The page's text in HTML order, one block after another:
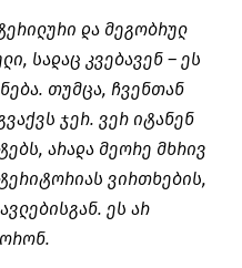
და მეგობრულ
სადაც კვებავენ – ეს
თუმცა, ჩვენთან
ჯერ. ვერ იტანენ
არადა მეორე მხრივ
ვირთხების,
ეს არ